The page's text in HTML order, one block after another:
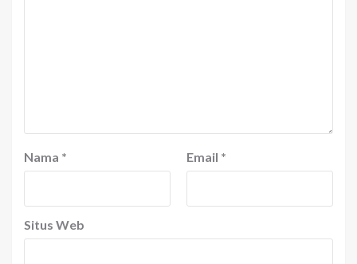
Nama * Email *
Situs Web